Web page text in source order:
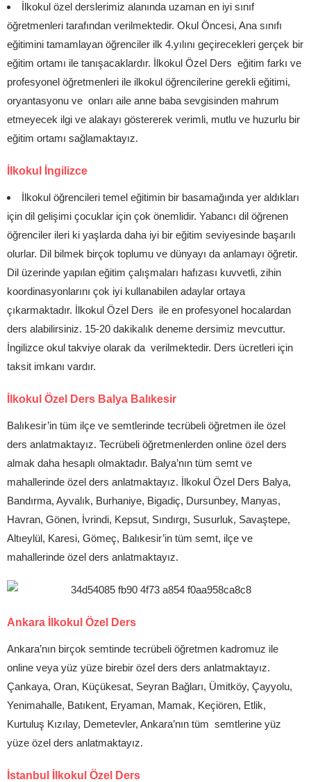
İlkokul özel derslerimiz alanında uzaman en iyi sınıf
öğretmenleri tarafından verilmektedir. Okul Öncesi, Ana sınıfı
eğitimini tamamlayan öğrenciler ilk 4.yılını geçirecekleri gerçek bir
eğitim ortamı ile tanışacaklardır. İlkokul Özel Ders eğitim farkı ve
profesyonel öğretmenleri ile ilkokul öğrencilerine gerekli eğitimi,
oryantasyonu ve onları aile anne baba sevgisinden mahrum
etmeyecek ilgi ve alakayı göstererek verimli, mutlu ve huzurlu bir
eğitim ortamı sağlamaktayız.
İlkokul İngilizce
İlkokul öğrencileri temel eğitimin bir basamağında yer aldıkları
için dil gelişimi çocuklar için çok önemlidir. Yabancı dil öğrenen
öğrenciler ileri ki yaşlarda daha iyi bir eğitim seviyesinde başarılı
olurlar. Dil bilmek birçok toplumu ve dünyayı da anlamayı öğretir.
Dil üzerinde yapılan eğitim çalışmaları hafızası kuvvetli, zihin
koordinasyonlarını çok iyi kullanabilen adaylar ortaya
çıkarmaktadır. İlkokul Özel Ders ile en profesyonel hocalardan
ders alabilirsiniz. 15-20 dakikalık deneme dersimiz mevcuttur.
İngilizce okul takviye olarak da verilmektedir. Ders ücretleri için
taksit imkanı vardır.
İlkokul Özel Ders Balya Balıkesir
Balıkesir’in tüm ilçe ve semtlerinde tecrübeli öğretmen ile özel
ders anlatmaktayız. Tecrübeli öğretmenlerden online özel ders
almak daha hesaplı olmaktadır. Balya’nın tüm semt ve
mahallerinde özel ders anlatmaktayız. İlkokul Özel Ders Balya,
Bandırma, Ayvalık, Burhaniye, Bigadiç, Dursunbey, Manyas,
Havran, Gönen, İvrindi, Kepsut, Sındırgı, Susurluk, Savaştepe,
Altıeylül, Karesi, Gömeç, Balıkesir’in tüm semt, ilçe ve
mahallerinde özel ders anlatmaktayız.
Ankara İlkokul Özel Ders
Ankara’nın birçok semtinde tecrübeli öğretmen kadromuz ile
online veya yüz yüze birebir özel ders ders anlatmaktayız.
Çankaya, Oran, Küçükesat, Seyran Bağları, Ümitköy, Çayyolu,
Yenimahalle, Batıkent, Eryaman, Mamak, Keçiören, Etlik,
Kurtuluş Kızılay, Demetevler, Ankara’nın tüm semtlerine yüz
yüze özel ders anlatmaktayız.
İstanbul İlkokul Özel Ders